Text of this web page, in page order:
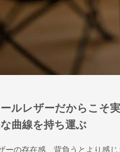
ルレザーだからこそ
曲線を持ち運ぶ
ーの存在感、背負うとより感じ